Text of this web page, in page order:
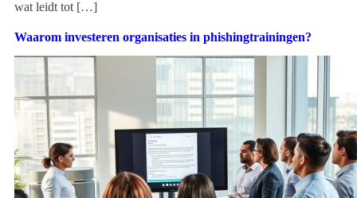
wat leidt tot […]
Waarom investeren organisaties in phishingtrainingen?